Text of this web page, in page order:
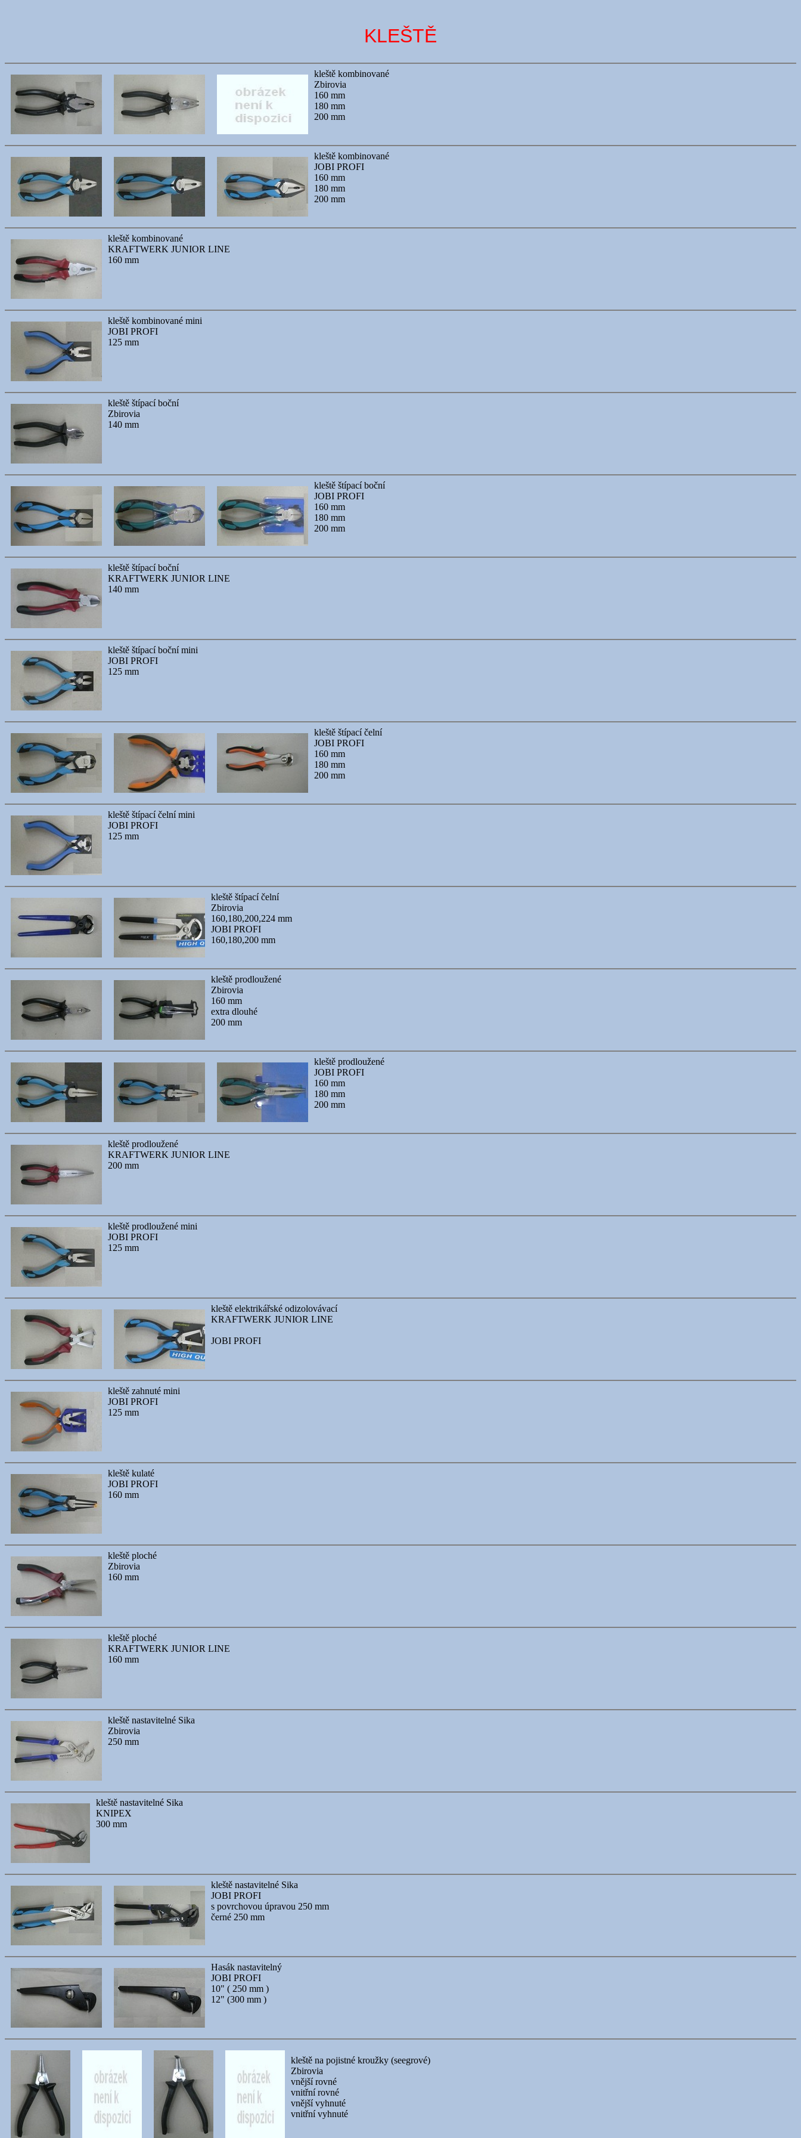
KLEŠTĚ
kleště kombinované
Zbirovia
160 mm
180 mm
200 mm
kleště kombinované
JOBI PROFI
160 mm
180 mm
200 mm
kleště kombinované
KRAFTWERK JUNIOR LINE
160 mm
kleště kombinované mini
JOBI PROFI
125 mm
kleště štípací boční
Zbirovia
140 mm
kleště štípací boční
JOBI PROFI
160 mm
180 mm
200 mm
kleště štípací boční
KRAFTWERK JUNIOR LINE
140 mm
kleště štípací boční mini
JOBI PROFI
125 mm
kleště štípací čelní
JOBI PROFI
160 mm
180 mm
200 mm
kleště štípací čelní mini
JOBI PROFI
125 mm
kleště štípací čelní
Zbirovia
160,180,200,224 mm
JOBI PROFI
160,180,200 mm
kleště prodloužené
Zbirovia
160 mm
extra dlouhé
200 mm
kleště prodloužené
JOBI PROFI
160 mm
180 mm
200 mm
kleště prodloužené
KRAFTWERK JUNIOR LINE
200 mm
kleště prodloužené mini
JOBI PROFI
125 mm
kleště elektrikářské odizolovávací
KRAFTWERK JUNIOR LINE
JOBI PROFI
kleště zahnuté mini
JOBI PROFI
125 mm
kleště kulaté
JOBI PROFI
160 mm
kleště ploché
Zbirovia
160 mm
kleště ploché
KRAFTWERK JUNIOR LINE
160 mm
kleště nastavitelné Sika
Zbirovia
250 mm
kleště nastavitelné Sika
KNIPEX
300 mm
kleště nastavitelné Sika
JOBI PROFI
s povrchovou úpravou 250 mm
černé 250 mm
Hasák nastavitelný
JOBI PROFI
10" ( 250 mm )
12" (300 mm )
kleště na pojistné kroužky (seegrové)
Zbirovia
vnější rovné
vnitřní rovné
vnější vyhnuté
vnitřní vyhnuté